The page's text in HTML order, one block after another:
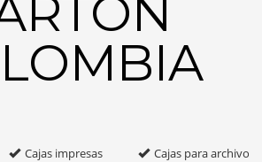
Cajas impresas Cajas para archivo